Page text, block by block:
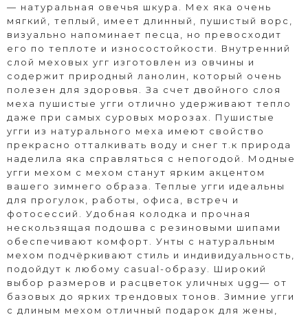
— натуральная овечья шкура. Мех яка очень
мягкий, теплый, имеет длинный, пушистый ворс,
визуально напоминает песца, но превосходит
его по теплоте и износостойкости. Внутренний
слой меховых угг изготовлен из овчины и
содержит природный ланолин, который очень
полезен для здоровья. За счет двойного слоя
меха пушистые угги отлично удерживают тепло
даже при самых суровых морозах. Пушистые
угги из натурального меха имеют свойство
прекрасно отталкивать воду и снег т.к природа
наделила яка справляться с непогодой. Модные
угги мехом с мехом станут ярким акцентом
вашего зимнего образа. Теплые угги идеальны
для прогулок, работы, офиса, встреч и
фотосессий. Удобная колодка и прочная
нескользящая подошва с резиновыми шипами
обеспечивают комфорт. Унты с натуральным
мехом подчёркивают стиль и индивидуальность,
подойдут к любому casual-образу. Широкий
выбор размеров и расцветок уличных ugg— от
базовых до ярких трендовых тонов. Зимние угги
с длиным мехом отличный подарок для жены,